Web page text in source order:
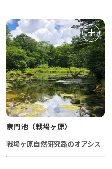
泉門池（戦場ヶ原）
戦場ヶ原自然研究路のオアシス